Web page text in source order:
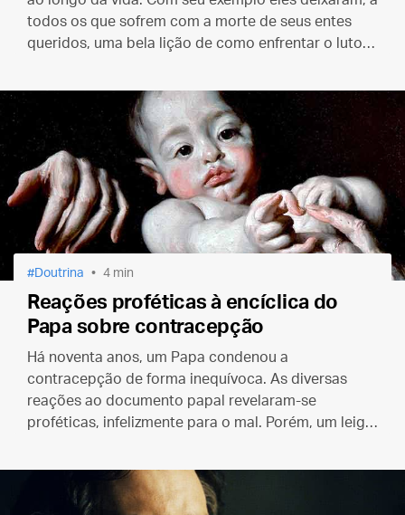
todos os que sofrem com a morte de seus entes
queridos, uma bela lição de como enfrentar o luto e
Doutrina 4 min
Reações proféticas à encíclica do
Papa sobre contracepção
Há noventa anos, um Papa condenou a
contracepção de forma inequívoca. As diversas
reações ao documento papal revelaram-se
proféticas, infelizmente para o mal. Porém, um leigo